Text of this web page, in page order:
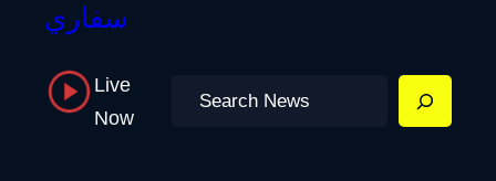
سفاري
Live
Now
Search